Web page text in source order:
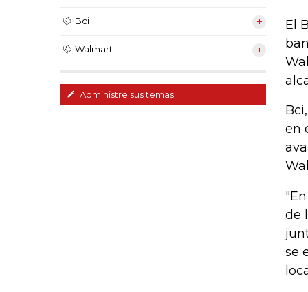
Bci
Walmart
Administre sus temas
El
en
de
se